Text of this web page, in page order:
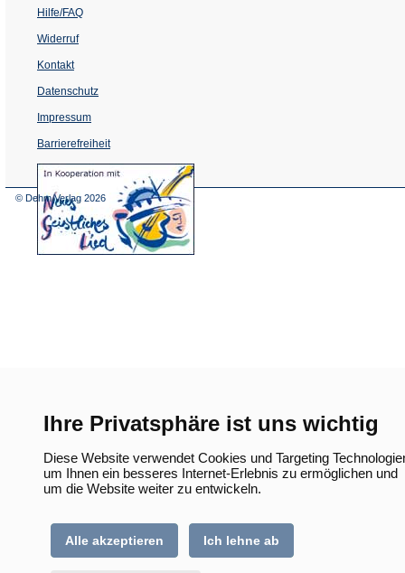
Ihre Privatsphäre ist uns wichtig
Diese Website verwendet Cookies und Targeting
um Ihnen ein besseres Internet-Erlebnis zu ermöglichen und
um die Website weiter zu entwickeln.
Alle akzeptieren Ich lehne ab
Hilfe/FAQ
Widerruf
Kontakt
Datenschutz
Impressum
Barrierefreiheit
(Öffnet
in
© Dehm Verlag 2026